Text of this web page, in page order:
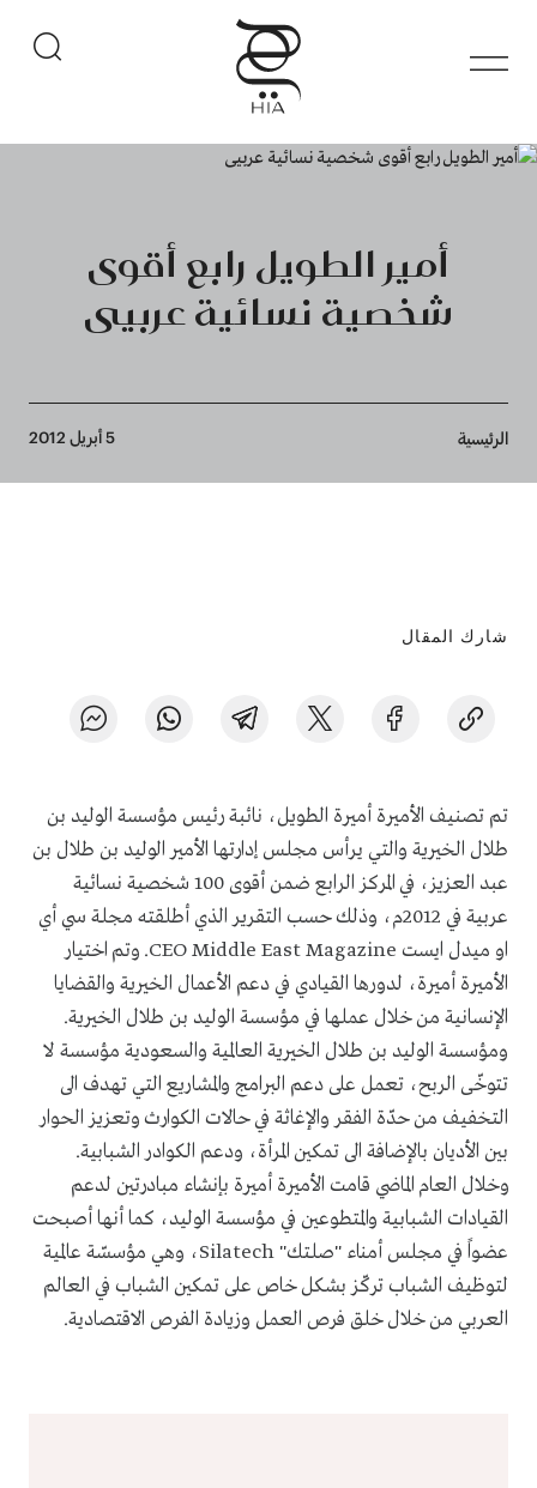
أمير الطويل رابع أقوى
شخصية نسائية عربيى
Breadcrumb
الرئيسية 5 أبريل 2012
شارك المقال
تم تصنيف الأميرة أميرة الطويل، نائبة رئيس مؤسسة الوليد بن
طلال الخيرية والتي يرأس مجلس إدارتها الأمير الوليد بن طلال بن
عبد العزيز، في المركز الرابع ضمن أقوى 100 شخصية نسائية
عربية في 2012م، وذلك حسب التقرير الذي أطلقته مجلة سي أي
او ميدل ايست CEO Middle East Magazine. وتم اختيار
الأميرة أميرة، لدورها القيادي في دعم الأعمال الخيرية والقضايا
الإنسانية من خلال عملها في مؤسسة الوليد بن طلال الخيرية.
ومؤسسة الوليد بن طلال الخيرية العالمية والسعودية مؤسسة لا
تتوخّى الربح، تعمل على دعم البرامج والمشاريع التي تهدف الى
التخفيف من حدّة الفقر والإغاثة في حالات الكوارث وتعزيز الحوار
بين الأديان بالإضافة الى تمكين المرأة، ودعم الكوادر الشبابية.
وخلال العام الماضي قامت الأميرة أميرة بإنشاء مبادرتين لدعم
القيادات الشبابية والمتطوعين في مؤسسة الوليد، كما أنها أصبحت
عضواً في مجلس أمناء "صلتك" Silatech، وهي مؤسسّة عالمية
لتوظيف الشباب تركّز بشكل خاص على تمكين الشباب في العالم
العربي من خلال خلق فرص العمل وزيادة الفرص الاقتصادية.